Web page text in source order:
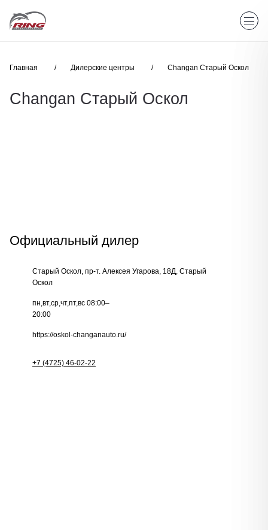
Главная Дилерские центры Changan Старый Оскол
Changan Старый Оскол
Официальный дилер
Старый Оскол, пр-т. Алексея Угарова, 18Д, Старый
Оскол
пн,вт,ср,чт,пт,вс 08:00–
20:00
https://oskol-changanauto.ru/
+7 (4725) 46-02-22